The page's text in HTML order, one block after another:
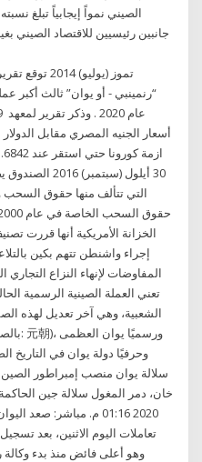
جانبين رئيسيين للاقتصاد
“رنمينبي - أو يوان” ثالث أكبر
30 أيلول
التي تتألف منها حقوق السحب
الخزانة الأمريكية أنها قررت
إجراء واشنطن تتهم بكين
المفاوضات لإنهاء النزاع
تعني العملة الصينية الرسمية
سلالة يوان منصب إمبراطور
2020 01:16 م. مباشر: صعد
تعاملات اليوم الاثنين، بعد
وهو أعلى فائض منذ بدء